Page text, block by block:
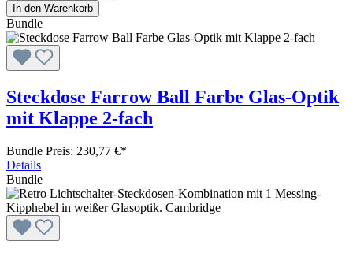
In den Warenkorb
Bundle
Steckdose Farrow Ball Farbe Glas-Optik
mit Klappe 2-fach
Bundle Preis: 230,77 €*
Details
Bundle